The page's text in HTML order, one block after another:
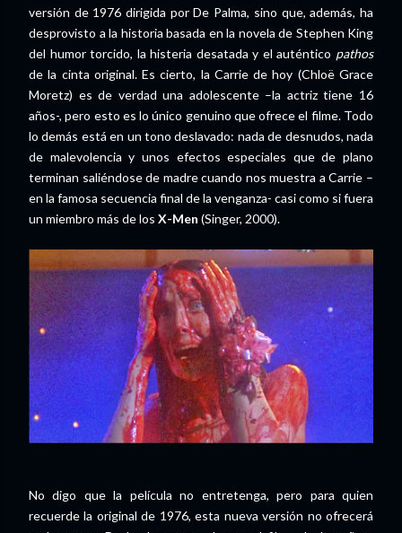
versión de 1976 dirigida por De Palma, sino que, además, ha
desprovisto a la historia basada en la novela de Stephen King
del humor torcido, la histeria desatada y el auténtico pathos
de la cinta original. Es cierto, la Carrie de hoy (Chloë Grace
Moretz) es de verdad una adolescente –la actriz tiene 16
años-, pero esto es lo único genuino que ofrece el filme. Todo
lo demás está en un tono deslavado: nada de desnudos, nada
de malevolencia y unos efectos especiales que de plano
terminan saliéndose de madre cuando nos muestra a Carrie –
en la famosa secuencia final de la venganza- casi como si fuera
un miembro más de los X-Men (Singer, 2000).
No digo que la película no entretenga, pero para quien
recuerde la original de 1976, esta nueva versión no ofrecerá